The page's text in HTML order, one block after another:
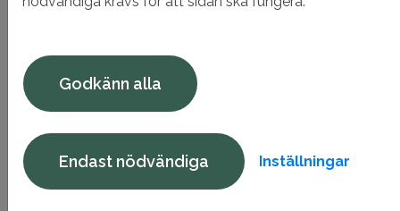
Det här räknas som
matavfall:
Frukt- och grönsaksskal
innehållit mat -
Godkänn alla
Endast nödvändiga Inställningar